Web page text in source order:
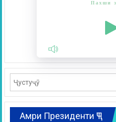
Пахши
Амри Президенти ҶТ